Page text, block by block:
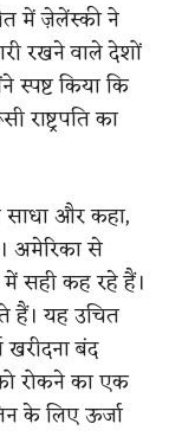
में ज़ेलेंस्की ने
रखने वाले देशों
स्पष्ट किया कि
राष्ट्रपति का
साधा और कहा,
अमेरिका से
में सही कह रहे हैं।
यह उचित
बंद
रोकने का एक
के लिए ऊर्जा